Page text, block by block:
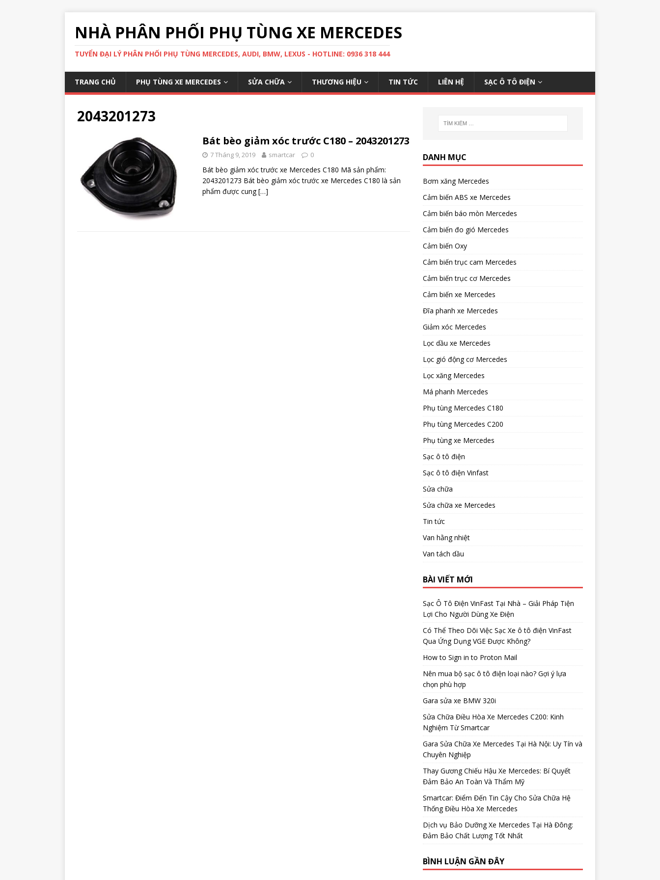
NHÀ PHÂN PHỐI PHỤ TÙNG XE MERCEDES
TUYỂN ĐẠI LÝ PHÂN PHỐI PHỤ TÙNG MERCEDES, AUDI, BMW, LEXUS - HOTLINE: 0936 318 444
TRANG CHỦ PHỤ TÙNG XE MERCEDES SỬA CHỮA THƯƠNG HIỆU TIN TỨC LIÊN HỆ SẠC Ô TÔ ĐIỆN
2043201273
Bát bèo giảm xóc trước C180 – 2043201273
7 Tháng 9, 2019 smartcar 0
Bát bèo giảm xóc trước xe Mercedes C180 Mã sản phẩm:
2043201273 Bát bèo giảm xóc trước xe Mercedes C180 là sản
phẩm được cung[…]
DANH MỤC
Bơm xăng Mercedes
Cảm biến ABS xe Mercedes
Cảm biến báo mòn Mercedes
Cảm biến đo gió Mercedes
Cảm biến Oxy
Cảm biến trục cam Mercedes
Cảm biến trục cơ Mercedes
Cảm biến xe Mercedes
Đĩa phanh xe Mercedes
Giảm xóc Mercedes
Lọc dầu xe Mercedes
Lọc gió động cơ Mercedes
Lọc xăng Mercedes
Má phanh Mercedes
Phụ tùng Mercedes C180
Phụ tùng Mercedes C200
Phụ tùng xe Mercedes
Sạc ô tô điện
Sạc ô tô điện Vinfast
Sửa chữa
Sửa chữa xe Mercedes
Tin tức
Van hằng nhiệt
Van tách dầu
BÀI VIẾT MỚI
Sạc Ô Tô Điện VinFast Tại Nhà – Giải Pháp Tiện
Lợi Cho Người Dùng Xe Điện
Có Thể Theo Dõi Việc Sạc Xe ô tô điện VinFast
Qua Ứng Dụng VGE Được Không?
How to Sign in to Proton Mail
Nên mua bộ sạc ô tô điện loại nào? Gợi ý lựa
chọn phù hợp
Gara sửa xe BMW 320i
Sửa Chữa Điều Hòa Xe Mercedes C200: Kinh
Nghiệm Từ Smartcar
Gara Sửa Chữa Xe Mercedes Tại Hà Nội: Uy Tín và
Chuyên Nghiệp
Thay Gương Chiếu Hậu Xe Mercedes: Bí Quyết
Đảm Bảo An Toàn Và Thẩm Mỹ
Smartcar: Điểm Đến Tin Cậy Cho Sửa Chữa Hệ
Thống Điều Hòa Xe Mercedes
Dịch vụ Bảo Dưỡng Xe Mercedes Tại Hà Đông:
Đảm Bảo Chất Lượng Tốt Nhất
BÌNH LUẬN GẦN ĐÂY